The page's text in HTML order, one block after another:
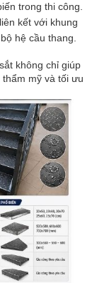
trong thi công.
kết với khung
hệ cầu thang.
không chỉ giúp
mỹ và tối ưu